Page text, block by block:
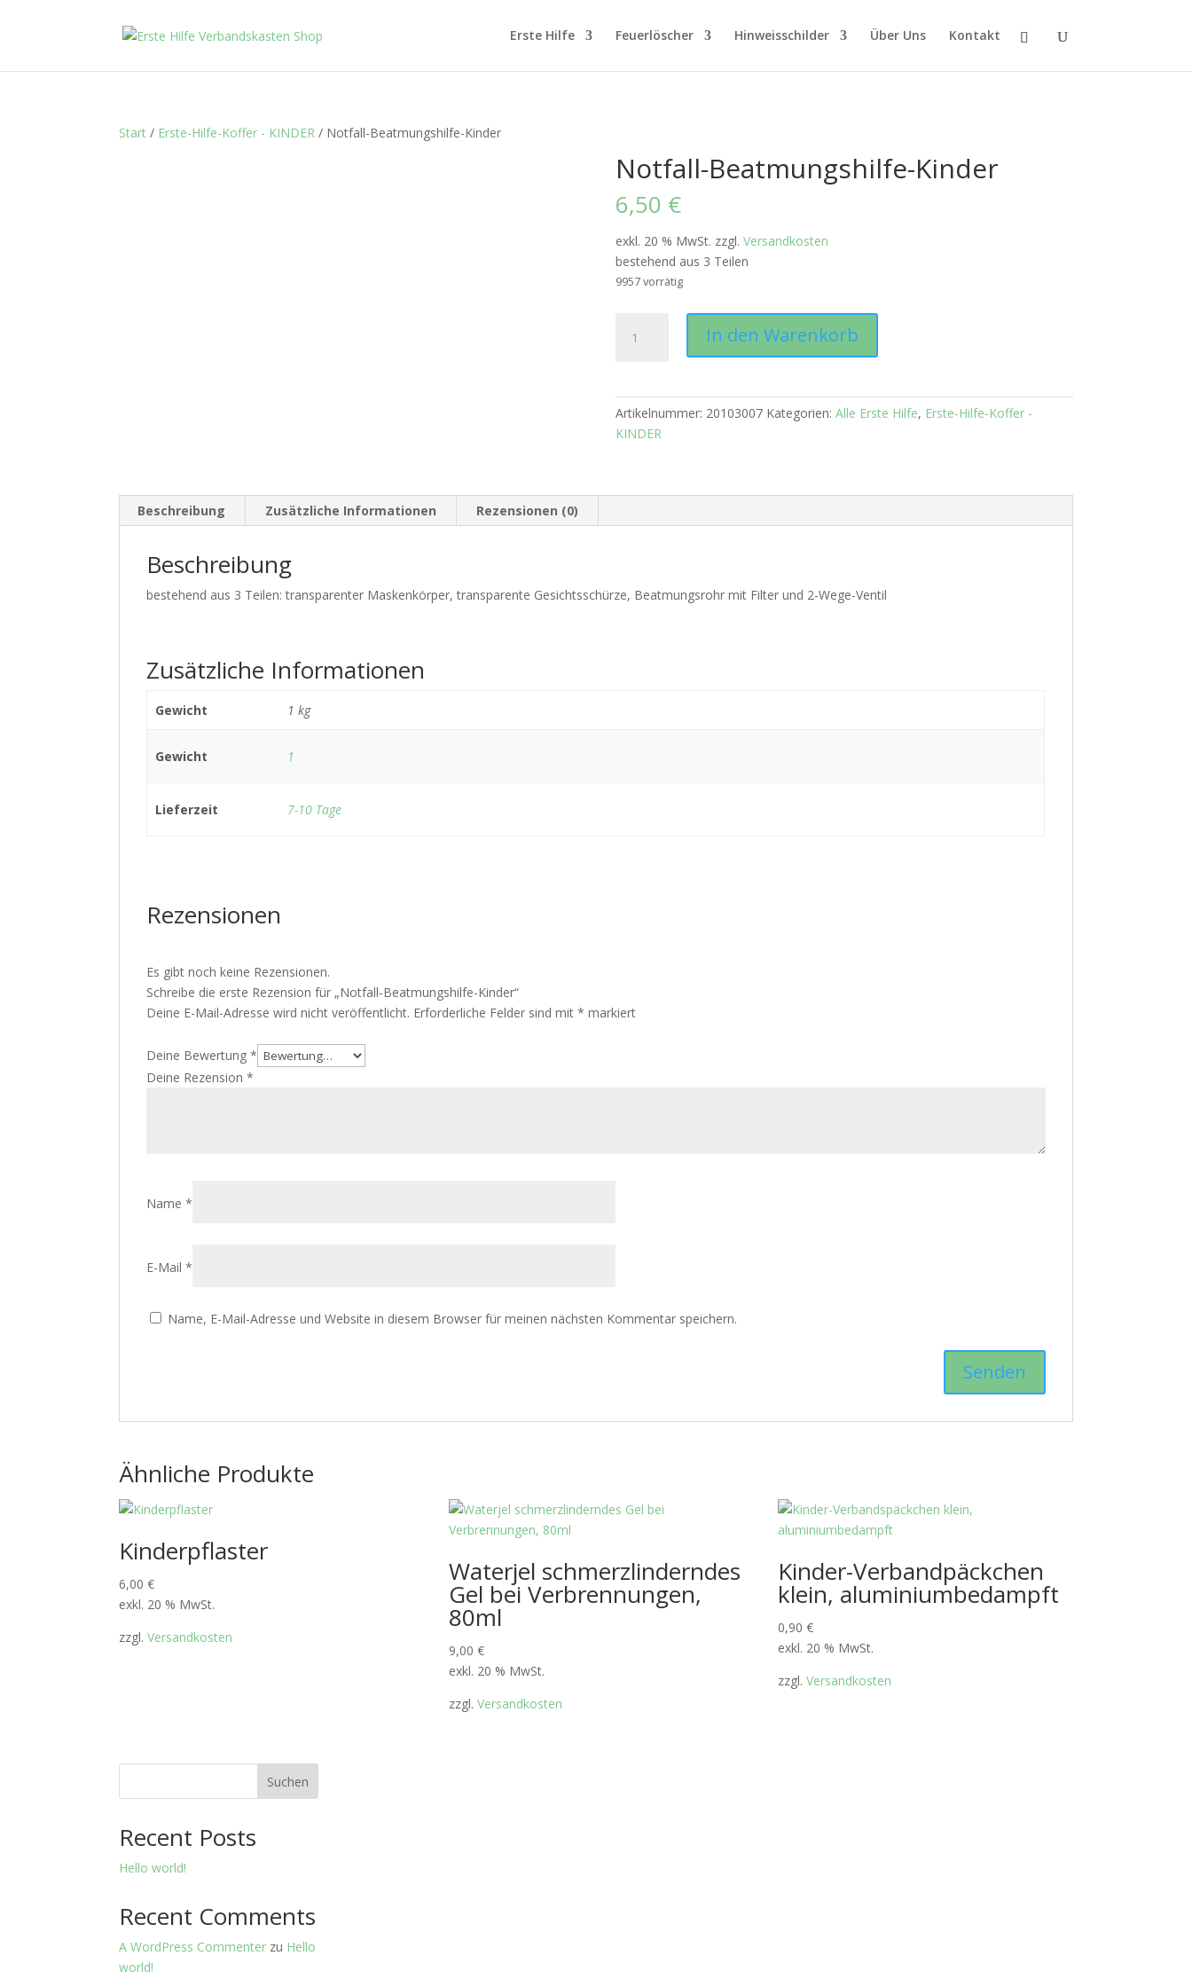
Erste Hilfe Feuerlöscher Hinweisschilder Über Uns Kontakt
Start / Erste-Hilfe-Koffer - KINDER / Notfall-Beatmungshilfe-Kinder
Notfall-Beatmungshilfe-Kinder
6,50 €
exkl. 20 % MwSt. zzgl. Versandkosten
bestehend aus 3 Teilen
9957 vorrätig
Beatmungshilfe-In den Warenkorb
Artikelnummer: 20103007 Kategorien: Alle Erste Hilfe, Erste-Hilfe-Koffer -
KINDER
Beschreibung Zusätzliche Informationen Rezensionen (0)
Beschreibung
bestehend aus 3 Teilen: transparenter Maskenkörper, transparente Gesichtsschürze, Beatmungsrohr mit Filter und 2-Wege-Ventil
Zusätzliche Informationen
Gewicht 1 kg
Gewicht 1
Lieferzeit 7-10 Tage
Rezensionen
Es gibt noch keine Rezensionen.
Schreibe die erste Rezension für „Notfall-Beatmungshilfe-Kinder“
Deine E-Mail-Adresse wird nicht veröffentlicht. Erforderliche Felder sind mit* markiert
Deine Bewertung*
Deine Rezension*
Name*
E-Mail*
Name, E-Mail-Adresse und Website in diesem Browser für meinen nächsten Kommentar speichern.
Ähnliche Produkte
Kinderpflaster
6,00€
exkl. 20 % MwSt.
zzgl.Versandkosten
Waterjel schmerzlinderndes
Gel bei Verbrennungen,
80ml
9,00 €
exkl. 20 % MwSt.
zzgl. Versandkosten
Kinder-Verbandpäckchen
klein, aluminiumbedampft
0,90€
exkl. 20 % MwSt.
zzgl.Versandkosten
Suchen
Recent Posts
Hello world!
Recent Comments
A WordPress Commenter zu Hello
world!